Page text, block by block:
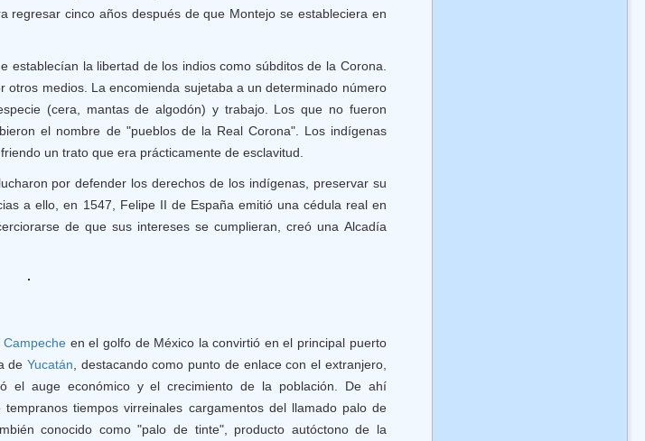
regresar cinco años después de que Montejo se estableciera en
establecían la libertad de los indios como súbditos de la Corona.
medios. La encomienda sujetaba a un determinado número
(cera, mantas de algodón) y trabajo. Los que no fueron
el nombre de "pueblos de la Real Corona". Los indígenas
un trato que era prácticamente de esclavitud.
por defender los derechos de los indígenas, preservar su
a ello, en 1547, Felipe II de España emitió una cédula real en
de que sus intereses se cumplieran, creó una Alcadía
Campeche en el golfo de México la convirtió en el principal puerto
deYucatán , destacando como punto de enlace con el extranjero,
el auge económico y el crecimiento de la población. De ahí
tempranos tiempos virreinales cargamentos del llamado palo de
conocido como "palo de tinte", producto autóctono de la